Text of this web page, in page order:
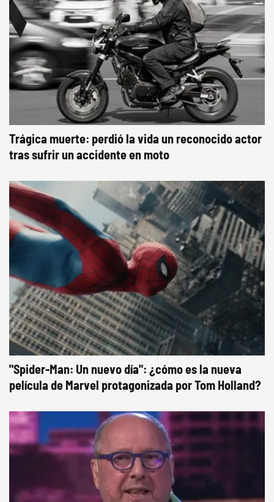
Trágica muerte: perdió la vida un reconocido actor
tras sufrir un accidente en moto
"Spider-Man: Un nuevo día": ¿cómo es la nueva
película de Marvel protagonizada por Tom Holland?